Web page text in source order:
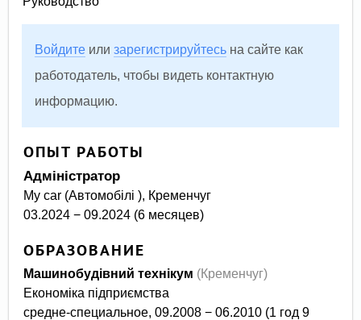
Войдите илизарегистрируйтесь на сайте как
работодатель, чтобы видеть контактную
информацию.
ОПЫТ РАБОТЫ
Адміністратор
My car (Автомобілі ), Кременчуг
03.2024 − 09.2024 (6 месяцев)
ОБРАЗОВАНИЕ
Машинобудівний технікум (Кременчуг)
Економіка підприємства
средне-специальное, 09.2008 − 06.2010 (1 год 9